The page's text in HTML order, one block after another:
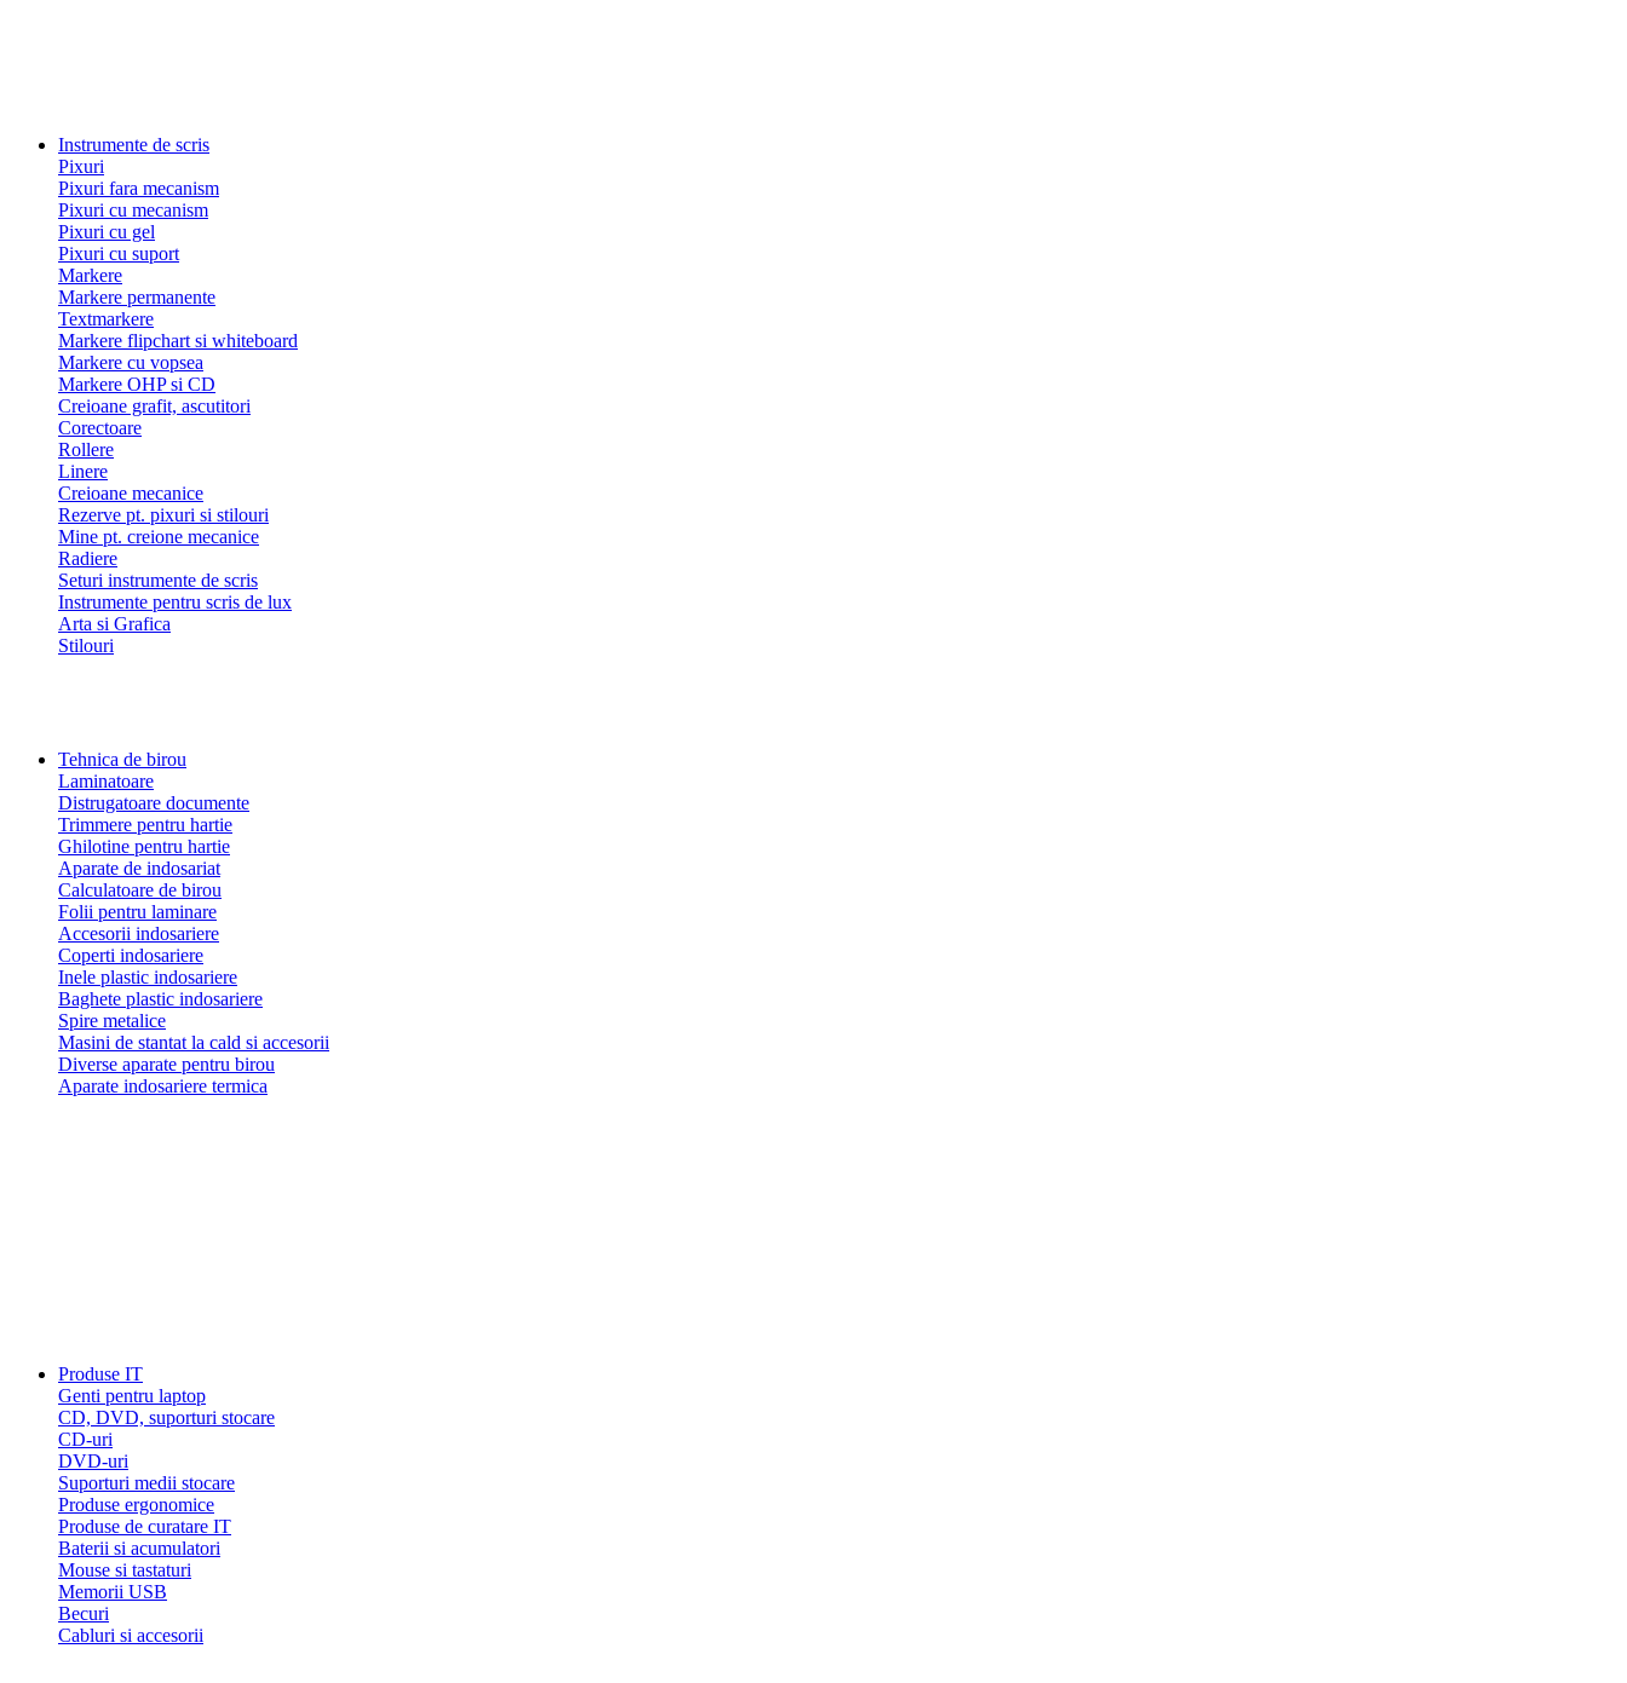
Instrumente de scris
Pixuri
Pixuri fara mecanism
Pixuri cu mecanism
Pixuri cu gel
Pixuri cu suport
Markere
Markere permanente
Textmarkere
Markere flipchart si whiteboard
Markere cu vopsea
Markere OHP si CD
Creioane grafit, ascutitori
Corectoare
Rollere
Linere
Creioane mecanice
Rezerve pt. pixuri si stilouri
Mine pt. creione mecanice
Radiere
Seturi instrumente de scris
Instrumente pentru scris de lux
Arta si Grafica
Stilouri
Tehnica de birou
Laminatoare
Distrugatoare documente
Trimmere pentru hartie
Ghilotine pentru hartie
Aparate de indosariat
Calculatoare de birou
Folii pentru laminare
Accesorii indosariere
Coperti indosariere
Inele plastic indosariere
Baghete plastic indosariere
Spire metalice
Masini de stantat la cald si accesorii
Diverse aparate pentru birou
Aparate indosariere termica
Produse IT
Genti pentru laptop
CD, DVD, suporturi stocare
CD-uri
DVD-uri
Suporturi medii stocare
Produse ergonomice
Produse de curatare IT
Baterii si acumulatori
Mouse si tastaturi
Memorii USB
Becuri
Cabluri si accesorii